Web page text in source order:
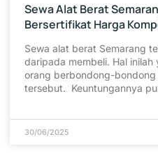
Sewa Alat Berat
Bersertifikat Harga
Sewa alat berat Semarang
daripada membeli. Hal
orang berbondong-bondong
tersebut. Keuntungannya
30/06/2025